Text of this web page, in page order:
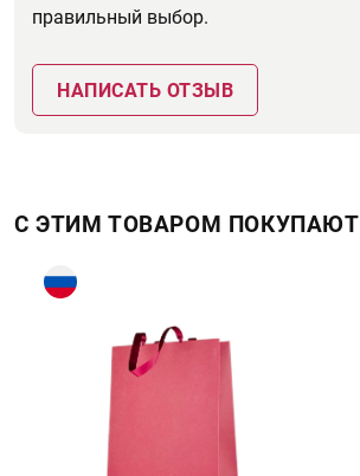
правильный выбор.
НАПИСАТЬ ОТЗЫВ
С ЭТИМ ТОВАРОМ ПОКУПАЮТ